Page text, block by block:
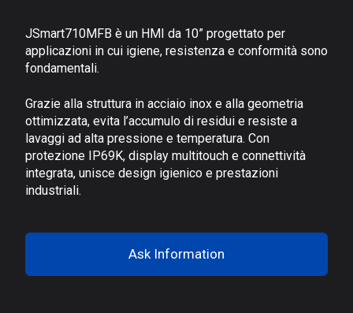
JSmart710MFB è un HMI da 10” progettato per
applicazioni in cui igiene, resistenza e conformità sono
fondamentali.
Grazie alla struttura in acciaio inox e alla geometria
ottimizzata, evita l’accumulo di residui e resiste a
lavaggi ad alta pressione e temperatura. Con
protezione IP69K, display multitouch e connettività
integrata, unisce design igienico e prestazioni
industriali.
Ask Information